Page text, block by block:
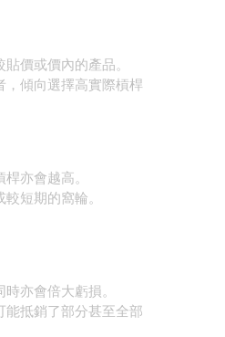
價或價內的產品。
，傾向選擇高實際槓桿
亦會越高。
短期的窩輪。
亦會倍大虧損。
能抵銷了部分甚至全部